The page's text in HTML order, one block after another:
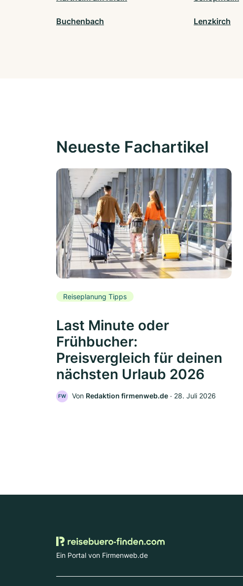
Buchenbach Lenzkirch
Neueste Fachartikel
Reiseplanung Tipps
Last Minute oder
Frühbucher:
Preisvergleich für deinen
nächsten Urlaub 2026
FW Von Redaktion firmenweb.de ‧ 28. Juli 2026
Ein Portal von Firmenweb.de